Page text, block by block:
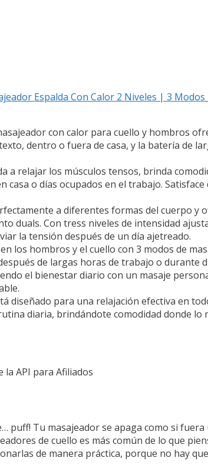
Espalda Con Calor 2 Niveles | 3
con calor para cuello y hombros
dentro o fuera de casa, y la batería de
a relajar los músculos tensos, brinda
o días ocupados en el trabajo. Satisface
a diferentes formas del cuerpo y
duals. Con tress niveles de intensidad
la tensión después de un día ajetreado.
los hombros y el cuello con 3 modos de
de largas horas de trabajo o durante
el bienestar diario con un masaje
diseñado para una relajación efectiva en
diaria, brindándote comodidad donde lo
la API para Afiliados
puff! Tu masajeador se apaga como si
de cuello es más común de lo que
de manera práctica, porque no hay